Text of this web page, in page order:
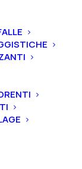
(TB)
chiaro
dello stilo
sfumato
cromo